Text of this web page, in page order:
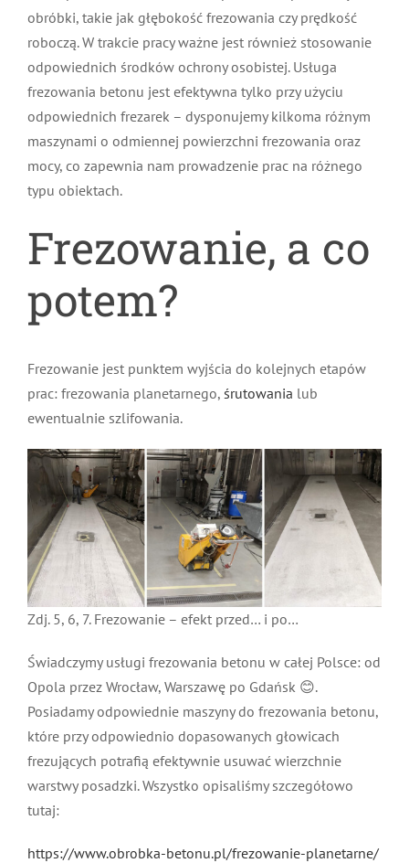
obróbki, takie jak głębokość frezowania czy prędkość
roboczą. W trakcie pracy ważne jest również stosowanie
odpowiednich środków ochrony osobistej. Usługa
frezowania betonu jest efektywna tylko przy użyciu
odpowiednich frezarek – dysponujemy kilkoma różnym
maszynami o odmiennej powierzchni frezowania oraz
mocy, co zapewnia nam prowadzenie prac na różnego
typu obiektach.
Frezowanie, a co
potem?
Frezowanie jest punktem wyjścia do kolejnych etapów
prac: frezowania planetarnego, śrutowania lub
ewentualnie szlifowania.
Zdj. 5, 6, 7. Frezowanie – efekt przed… i po…
Świadczymy usługi frezowania betonu w całej Polsce: od
Opola przez Wrocław, Warszawę po Gdańsk 😊.
Posiadamy odpowiednie maszyny do frezowania betonu,
które przy odpowiednio dopasowanych głowicach
frezujących potrafią efektywnie usuwać wierzchnie
warstwy posadzki. Wszystko opisaliśmy szczegółowo
tutaj:
https://www.obrobka-betonu.pl/frezowanie-planetarne/